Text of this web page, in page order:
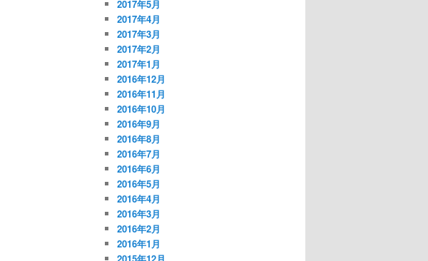
2017年5月
2017年4月
2017年3月
2017年2月
2017年1月
2016年12月
2016年11月
2016年10月
2016年9月
2016年8月
2016年7月
2016年6月
2016年5月
2016年4月
2016年3月
2016年2月
2016年1月